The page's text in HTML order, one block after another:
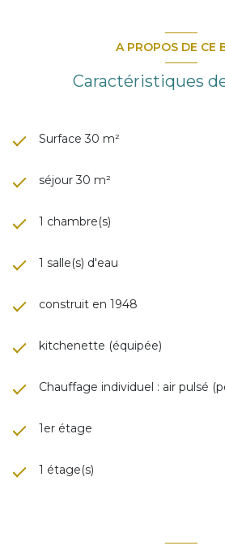
A PROPOS DE CE
Caractéristiques
Surface 30 m²
séjour 30 m²
1 chambre(s)
1 salle(s) d'eau
construit en 1948
kitchenette (équipée)
Chauffage individuel : air pulsé
1er étage
1 étage(s)